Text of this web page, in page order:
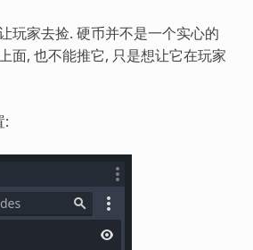
玩家去捡. 硬币并不是一个实心的
面, 也不能推它, 只是想让它在玩家
: